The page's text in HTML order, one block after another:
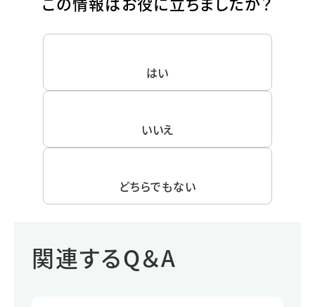
はい
いいえ
どちらでもない
関連するQ＆A